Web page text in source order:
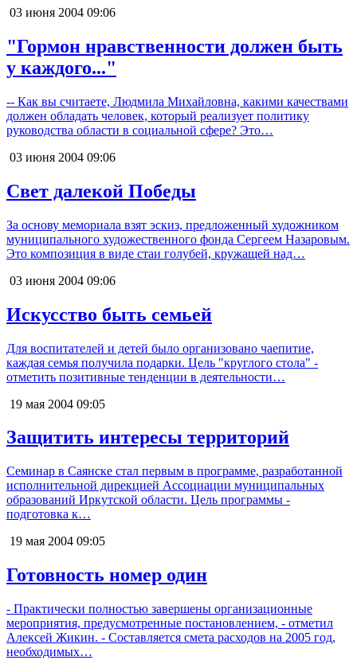
03 июня 2004 09:06
"Гормон нравственности должен быть
у каждого..."
-- Как вы считаете, Людмила Михайловна, какими качествами
должен обладать человек, который реализует политику
руководства области в социальной сфере? Это…
03 июня 2004 09:06
Свет далекой Победы
За основу мемориала взят эскиз, предложенный художником
муниципального художественного фонда Сергеем Назаровым.
Это композиция в виде стаи голубей, кружащей над…
03 июня 2004 09:06
Искусство быть семьей
Для воспитателей и детей было организовано чаепитие,
каждая семья получила подарки. Цель "круглого стола" -
отметить позитивные тенденции в деятельности…
19 мая 2004 09:05
Защитить интересы территорий
Семинар в Саянске стал первым в программе, разработанной
исполнительной дирекцией Ассоциации муниципальных
образований Иркутской области. Цель программы -
подготовка к…
19 мая 2004 09:05
Готовность номер один
- Практически полностью завершены организационные
мероприятия, предусмотренные постановлением, - отметил
Алексей Жикин. - Составляется смета расходов на 2005 год,
необходимых…